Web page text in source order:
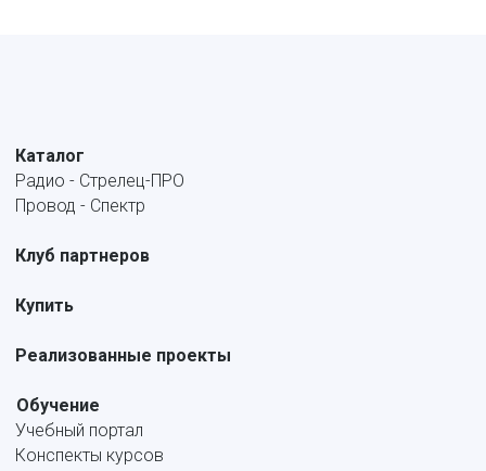
Каталог
Радио - Стрелец-ПРО
Провод - Спектр
Клуб партнеров
Купить
Реализованные проекты
Обучение
Учебный портал
Конспекты курсов